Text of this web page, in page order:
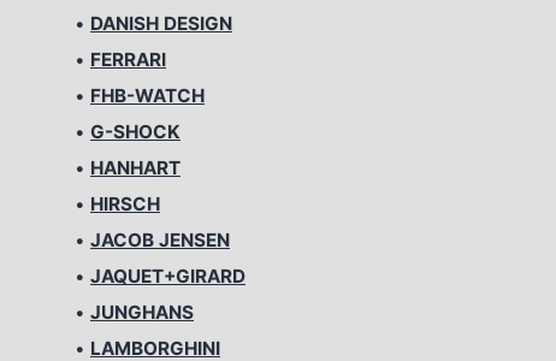
• DANISH DESIGN
• FERRARI
• FHB-WATCH
• G-SHOCK
• HANHART
• HIRSCH
• JACOB JENSEN
• JAQUET+GIRARD
• JUNGHANS
• LAMBORGHINI